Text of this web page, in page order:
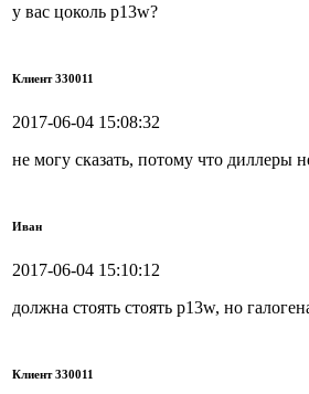
у вас цоколь p13w?
Клиент 330011
2017-06-04 15:08:32
не могу сказать, потому что диллеры
Иван
2017-06-04 15:10:12
должна стоять стоять p13w, но
Клиент 330011